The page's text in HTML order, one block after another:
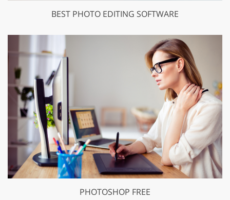
BEST PHOTO EDITING SOFTWARE
PHOTOSHOP FREE